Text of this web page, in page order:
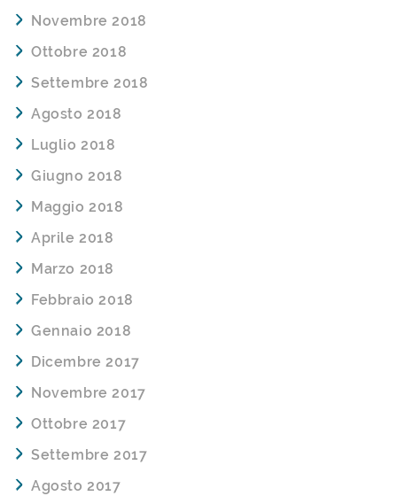
Novembre 2018
Ottobre 2018
Settembre 2018
Agosto 2018
Luglio 2018
Giugno 2018
Maggio 2018
Aprile 2018
Marzo 2018
Febbraio 2018
Gennaio 2018
Dicembre 2017
Novembre 2017
Ottobre 2017
Settembre 2017
Agosto 2017